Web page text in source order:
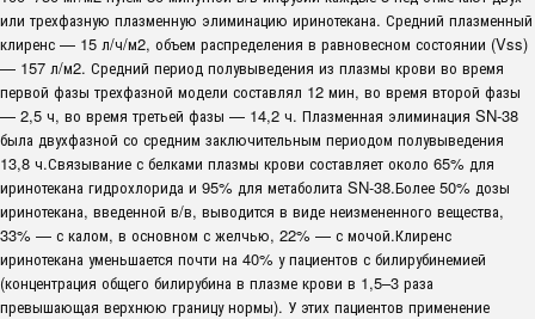
или трехфазную плазменную элиминацию иринотекана. Средний плазменный
клиренс — 15 л/ч/м2, объем распределения в равновесном состоянии (Vss)
— 157 л/м2. Средний период полувыведения из плазмы крови во время
первой фазы трехфазной модели составлял 12 мин, во время второй фазы
— 2,5 ч, во время третьей фазы — 14,2 ч. Плазменная элиминация SN-38
была двухфазной со средним заключительным периодом полувыведения
13,8 ч.Связывание с белками плазмы крови составляет около 65% для
иринотекана гидрохлорида и 95% для метаболита SN-38.Более 50% дозы
иринотекана, введенной в/в, выводится в виде неизмененного вещества,
33% — с калом, в основном с желчью, 22% — с мочой.Клиренс
иринотекана уменьшается почти на 40% у пациентов с билирубинемией
(концентрация общего билирубина в плазме крови в 1,5–3 раза
превышающая верхнюю границу нормы). У этих пациентов применение